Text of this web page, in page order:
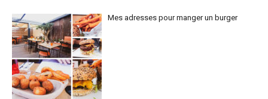
Mes adresses pour manger un burger